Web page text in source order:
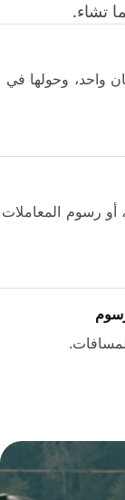
واحد، وحولها في
رسوم المعاملات